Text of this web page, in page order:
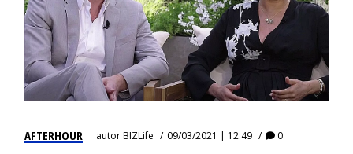
AFTERHOUR autorBIZLife 09/03/2021 | 12:49 0